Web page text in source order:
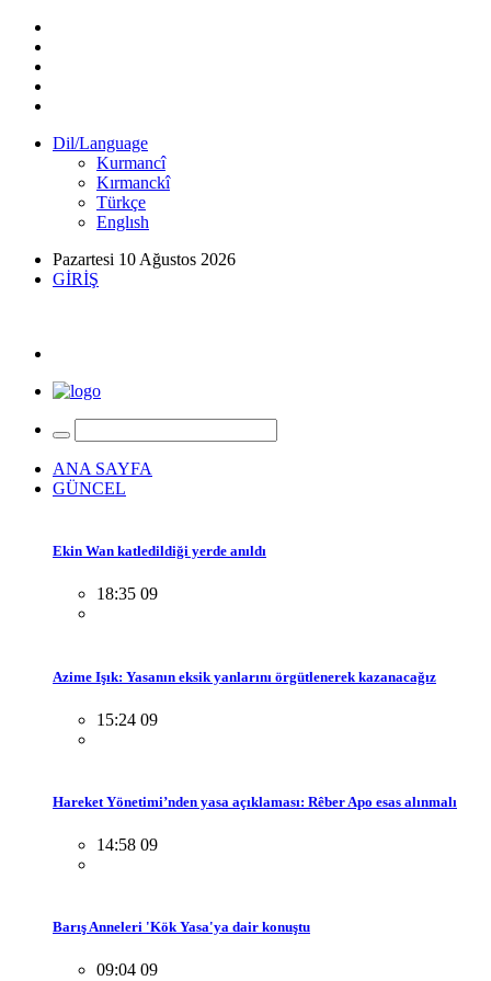
Dil/Language
Kurmancî
Kırmanckî
Türkçe
Englısh
Pazartesi 10 Ağustos 2026
GİRİŞ
ANA SAYFA
GÜNCEL
Ekin Wan katledildiği yerde anıldı
18:35 09
Azime Işık: Yasanın eksik yanlarını örgütlenerek kazanacağız
15:24 09
Hareket Yönetimi’nden yasa açıklaması: Rêber Apo esas alınmalı
14:58 09
Barış Anneleri 'Kök Yasa'ya dair konuştu
09:04 09